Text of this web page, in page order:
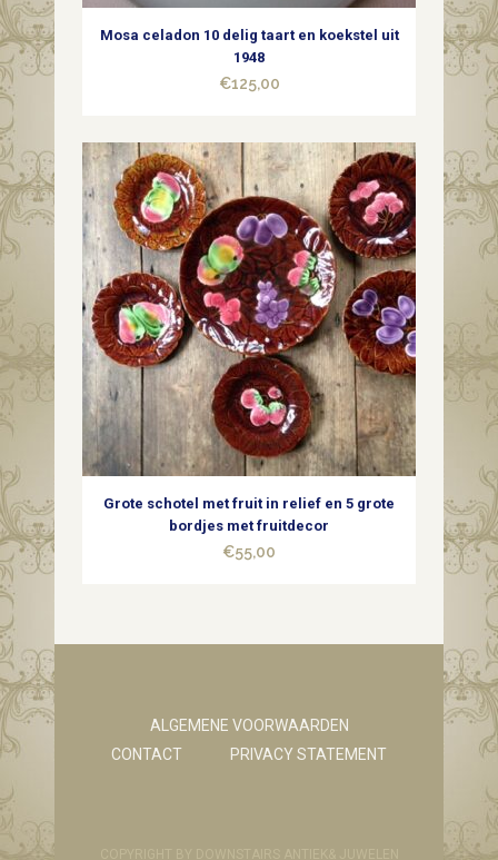
Mosa celadon 10 delig taart en koekstel uit
1948
€125,00
Grote schotel met fruit in relief en 5 grote
bordjes met fruitdecor
€55,00
ALGEMENE VOORWAARDEN
CONTACT
PRIVACY STATEMENT